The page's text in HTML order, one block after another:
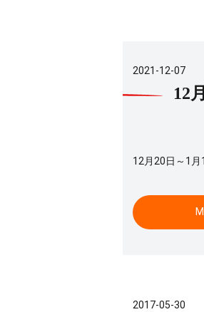
2021-12-07
12
12月20日～1月
2017-05-30